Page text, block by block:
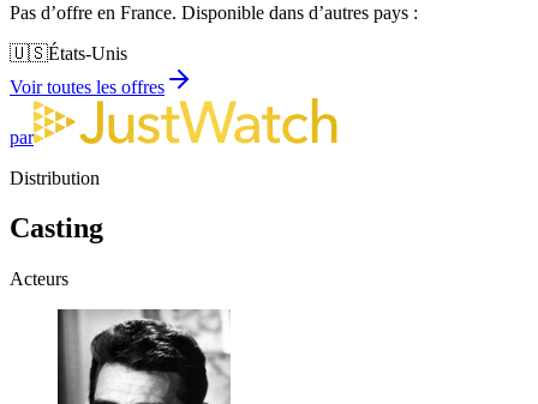
Pas d’offre en France. Disponible dans d’autres pays :
🇺🇸États-Unis
Voir toutes les offres
par
Distribution
Casting
Acteurs